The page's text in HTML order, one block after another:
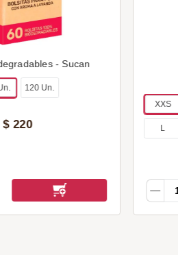
- Sucan
120 Un.
$ 220
XXS
L